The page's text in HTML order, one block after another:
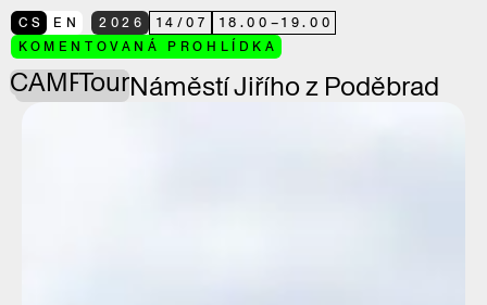
CS EN 2026 14 /07 18.00 –19.00
KOMENTOVANÁ PROHLÍDKA
CAMPTourNáměstí Jiřího z Poděbrad